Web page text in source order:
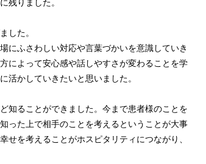
した。
にふさわしい対応や言葉づかいを意識していき
によって安心感や話しやすさが変わることを学
活かしていきたいと思いました。
知ることができました。今まで患者様のことを
った上で相手のことを考えるということが大事
を考えることがホスピタリティにつながり、